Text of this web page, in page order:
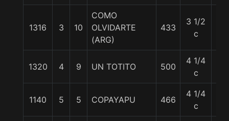
1316 3 10
COMO
OLVIDARTE
(ARG)
433
3 1/2
c
1320 4 9 UN TOTITO 500
4 1/4
c
1140 5 5 COPAYAPU 466
4 1/4
c